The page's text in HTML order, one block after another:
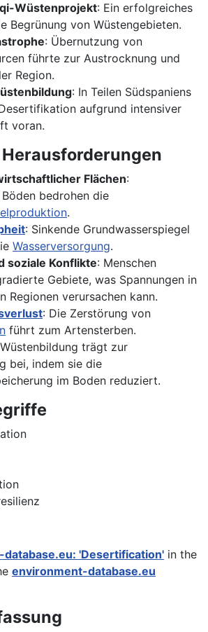
Wüstenprojekt: Ein erfolgreiches
Begrünung von Wüstengebieten.
: Übernutzung von
führte zur Austrocknung und
Region.
: In Teilen Südspaniens
aufgrund intensiver
voran.
Flächen:
bedrohen die
.
: Sinkende Grundwasserspiegel
Wasserversorgung.
soziale Konflikte: Menschen
Gebiete, was Spannungen in
Regionen verursachen kann.
: Die Zerstörung von
führt zum Artensterben.
trägt zur
bei, indem sie die
im Boden reduziert.
'Desertification' in the
environment-database.eu